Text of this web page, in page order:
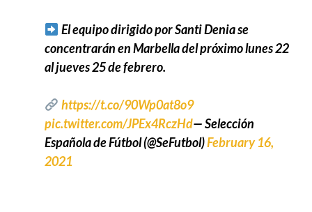
El equipo dirigido por Santi Denia se
concentrarán en Marbella del próximo lunes 22
al jueves 25 de febrero.
https://t.co/90Wp0at8o9
pic.twitter.com/JPEx4RczHd— Selección
Española de Fútbol (@SeFutbol)February 16,
2021